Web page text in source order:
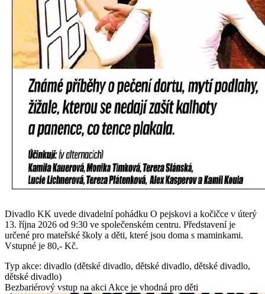
Divadlo KK uvede divadelní pohádku O pejskovi a kočičce v úterý
13. října 2026 od 9:30 ve společenském centru. Představení je
určené pro mateřské školy a děti, které jsou doma s maminkami.
Vstupné je 80,- Kč.
Typ akce: divadlo (dětské divadlo, dětské divadlo, dětské divadlo,
dětské divadlo)
Bezbariérový vstup na akci Akce je vhodná pro děti